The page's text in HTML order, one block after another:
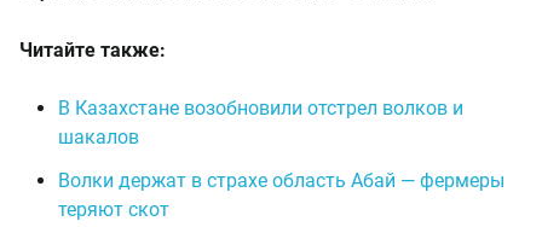
Читайте также:
В Казахстане возобновили отстрел волков и
шакалов
Волки держат в страхе область Абай — фермеры
теряют скот